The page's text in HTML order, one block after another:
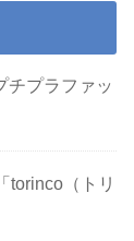
チプラファッ
torinco（トリ